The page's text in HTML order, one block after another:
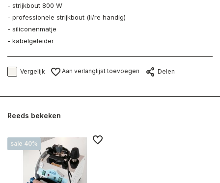
- strijkbout 800 W
- professionele strijkbout (li/re handig)
- siliconenmatje
- kabelgeleider
Vergelijk Aan verlanglijst toevoegen Delen
Reeds bekeken
sale 40%